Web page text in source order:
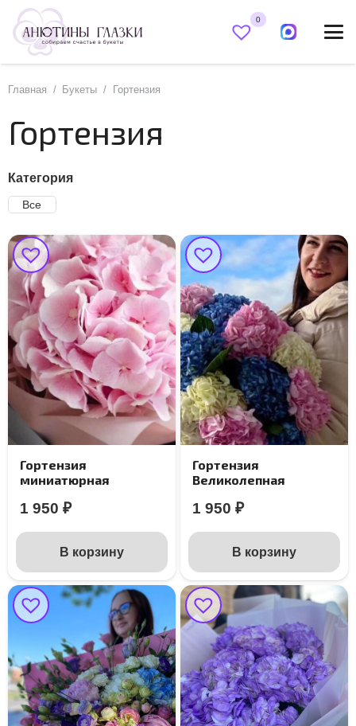
0
Главная / Букеты / Гортензия
Гортензия
Категория
Все
Гортензия
миниатюрная
1 950 ₽
В корзину
Гортензия
Великолепная
1 950₽
В корзину